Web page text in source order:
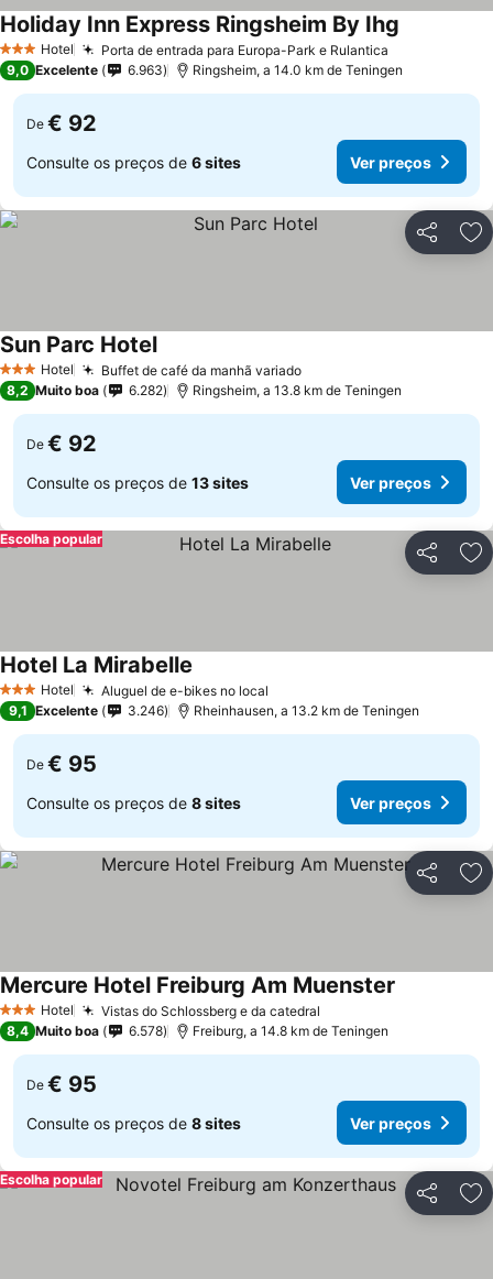
3 EstrelasHotel Porta de entrada para Europa-Park e Rulantica
Holiday Inn Express Ringsheim By Ihg
9,0 Excelente 6.963 Ringsheim, a 14.0 km de Teningen
De € 92
Consulte os preços de 6 sites Ver preços
Partilhar
3 EstrelasHotel Buffet de café da manhã variadoVer preços
Sun Parc HotelVer preços
8,2 Muito boa 6.282 Ringsheim, a 13.8 km de Teningen
De € 92
Consulte os preços de 13 sites Ver preços
Partilhar
Escolha popular
3 EstrelasHotel Aluguel de e-bikes no local
Hotel La Mirabelle
9,1 Excelente 3.246 Rheinhausen, a 13.2 km de Teningen
De € 95
Consulte os preços de 8 sites Ver preços
Partilhar
3 EstrelasHotel Vistas do Schlossberg e da catedral
Mercure Hotel Freiburg Am Muenster
8,4 Muito boa 6.578 Freiburg, a 14.8 km de Teningen
De € 95
Consulte os preços de 8 sites Ver preços
Partilhar
Escolha popular